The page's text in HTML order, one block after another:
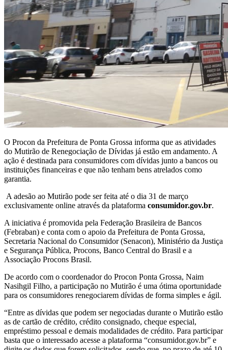
O Procon da Prefeitura de Ponta Grossa informa que as atividades
do Mutirão de Renegociação de Dívidas já estão em andamento. A
ação é destinada para consumidores com dívidas junto a bancos ou
instituições financeiras e que não tenham bens atrelados como
garantia.
A adesão ao Mutirão pode ser feita até o dia 31 de março
exclusivamente online através da plataforma consumidor.gov.br.
A iniciativa é promovida pela Federação Brasileira de Bancos
(Febraban) e conta com o apoio da Prefeitura de Ponta Grossa,
Secretaria Nacional do Consumidor (Senacon), Ministério da Justiça
e Segurança Pública, Procons, Banco Central do Brasil e a
Associação Procons Brasil.
De acordo com o coordenador do Procon Ponta Grossa, Naim
Nasihgil Filho, a participação no Mutirão é uma ótima oportunidade
para os consumidores renegociarem dívidas de forma simples e ágil.
“Entre as dívidas que podem ser negociadas durante o Mutirão estão
as de cartão de crédito, crédito consignado, cheque especial,
empréstimo pessoal e demais modalidades de crédito. Para participar
basta que o interessado acesse a plataforma “consumidor.gov.br” e